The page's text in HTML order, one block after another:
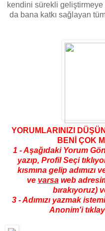
kendini sürekli geliştirmeye
da bana katkı sağlayan
YORUMLARINIZI
BENİ ÇOK
1 - Aşağıdaki Yorum
yazıp, Profil Seçi
kısmına gelip
ve varsaweb
bırakıyoruz)
3 - Adımızı yazmak
Anonim'i